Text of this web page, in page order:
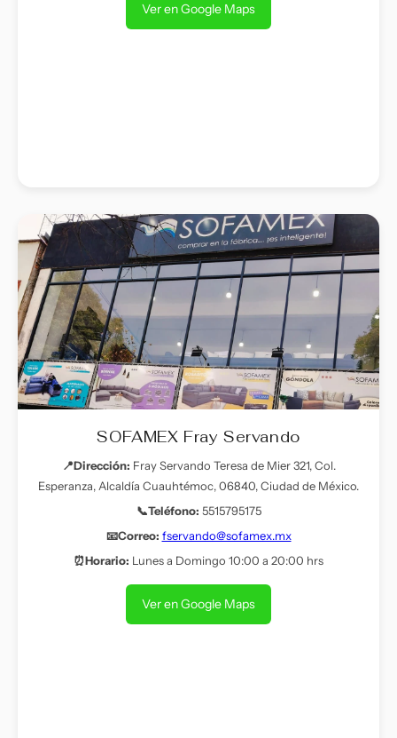
Ver en Google Maps
SOFAMEX Fray Servando
📍Dirección: Fray Servando Teresa de Mier 321, Col.
Esperanza, Alcaldía Cuauhtémoc, 06840, Ciudad de México.
📞Teléfono: 5515795175
📧Correo: fservando@sofamex.mx
⏰Horario: Lunes a Domingo 10:00 a 20:00 hrs
Ver en Google Maps